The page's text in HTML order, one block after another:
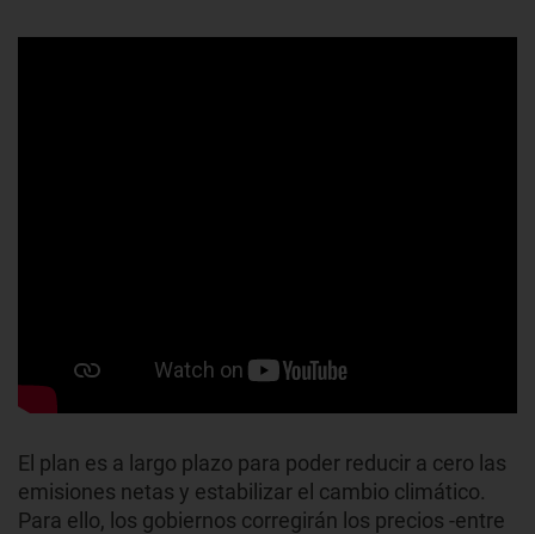
El plan es a largo plazo para poder reducir a cero las
emisiones netas y estabilizar el cambio climático.
Para ello, los gobiernos corregirán los precios -entre